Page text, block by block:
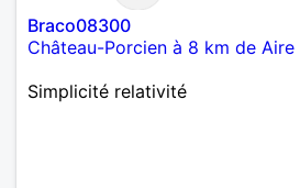
Braco08300
Château-Porcien à 8 km de Aire
Simplicité relativité